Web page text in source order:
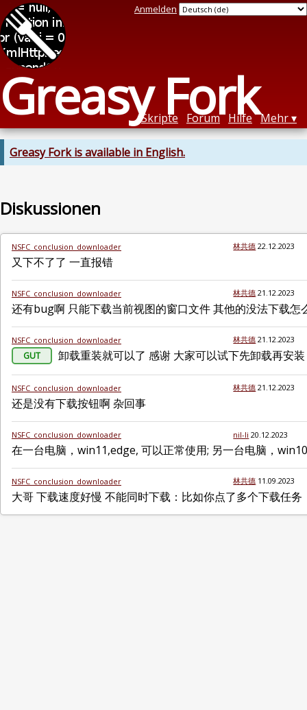
Greasy Fork
Anmelden
Skripte Forum Hilfe Mehr
Greasy Fork is available in English.
Diskussionen
NSFC_conclusion_downloader 林共德 22.12.2023
又下不了了 一直报错
NSFC_conclusion_downloader 林共德 21.12.2023
还有bug啊 只能下载当前视图的窗口文件 其他的没法下载
NSFC_conclusion_downloader 林共德 21.12.2023
GUT 卸载重装就可以了 感谢 大家可以试下先卸载再安
NSFC_conclusion_downloader 林共德 21.12.2023
还是没有下载按钮啊 杂回事
NSFC_conclusion_downloader nil-li 20.12.2023
在一台电脑，win11,edge, 可以正常使用; 另一台电脑，
NSFC_conclusion_downloader 林共德 11.09.2023
大哥 下载速度好慢 不能同时下载：比如你点了多个下载任